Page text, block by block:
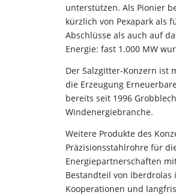
unterstützen. Als Pionier
kürzlich von Pexapark als
Abschlüsse als auch auf
Energie: fast 1.000 MW
Der Salzgitter-Konzern ist
die Erzeugung
bereits seit 1996
Windenergiebranche.
Weitere Produkte des
Präzisionsstahlrohre für
Energiepartnerschaften
Bestandteil von
Kooperationen und